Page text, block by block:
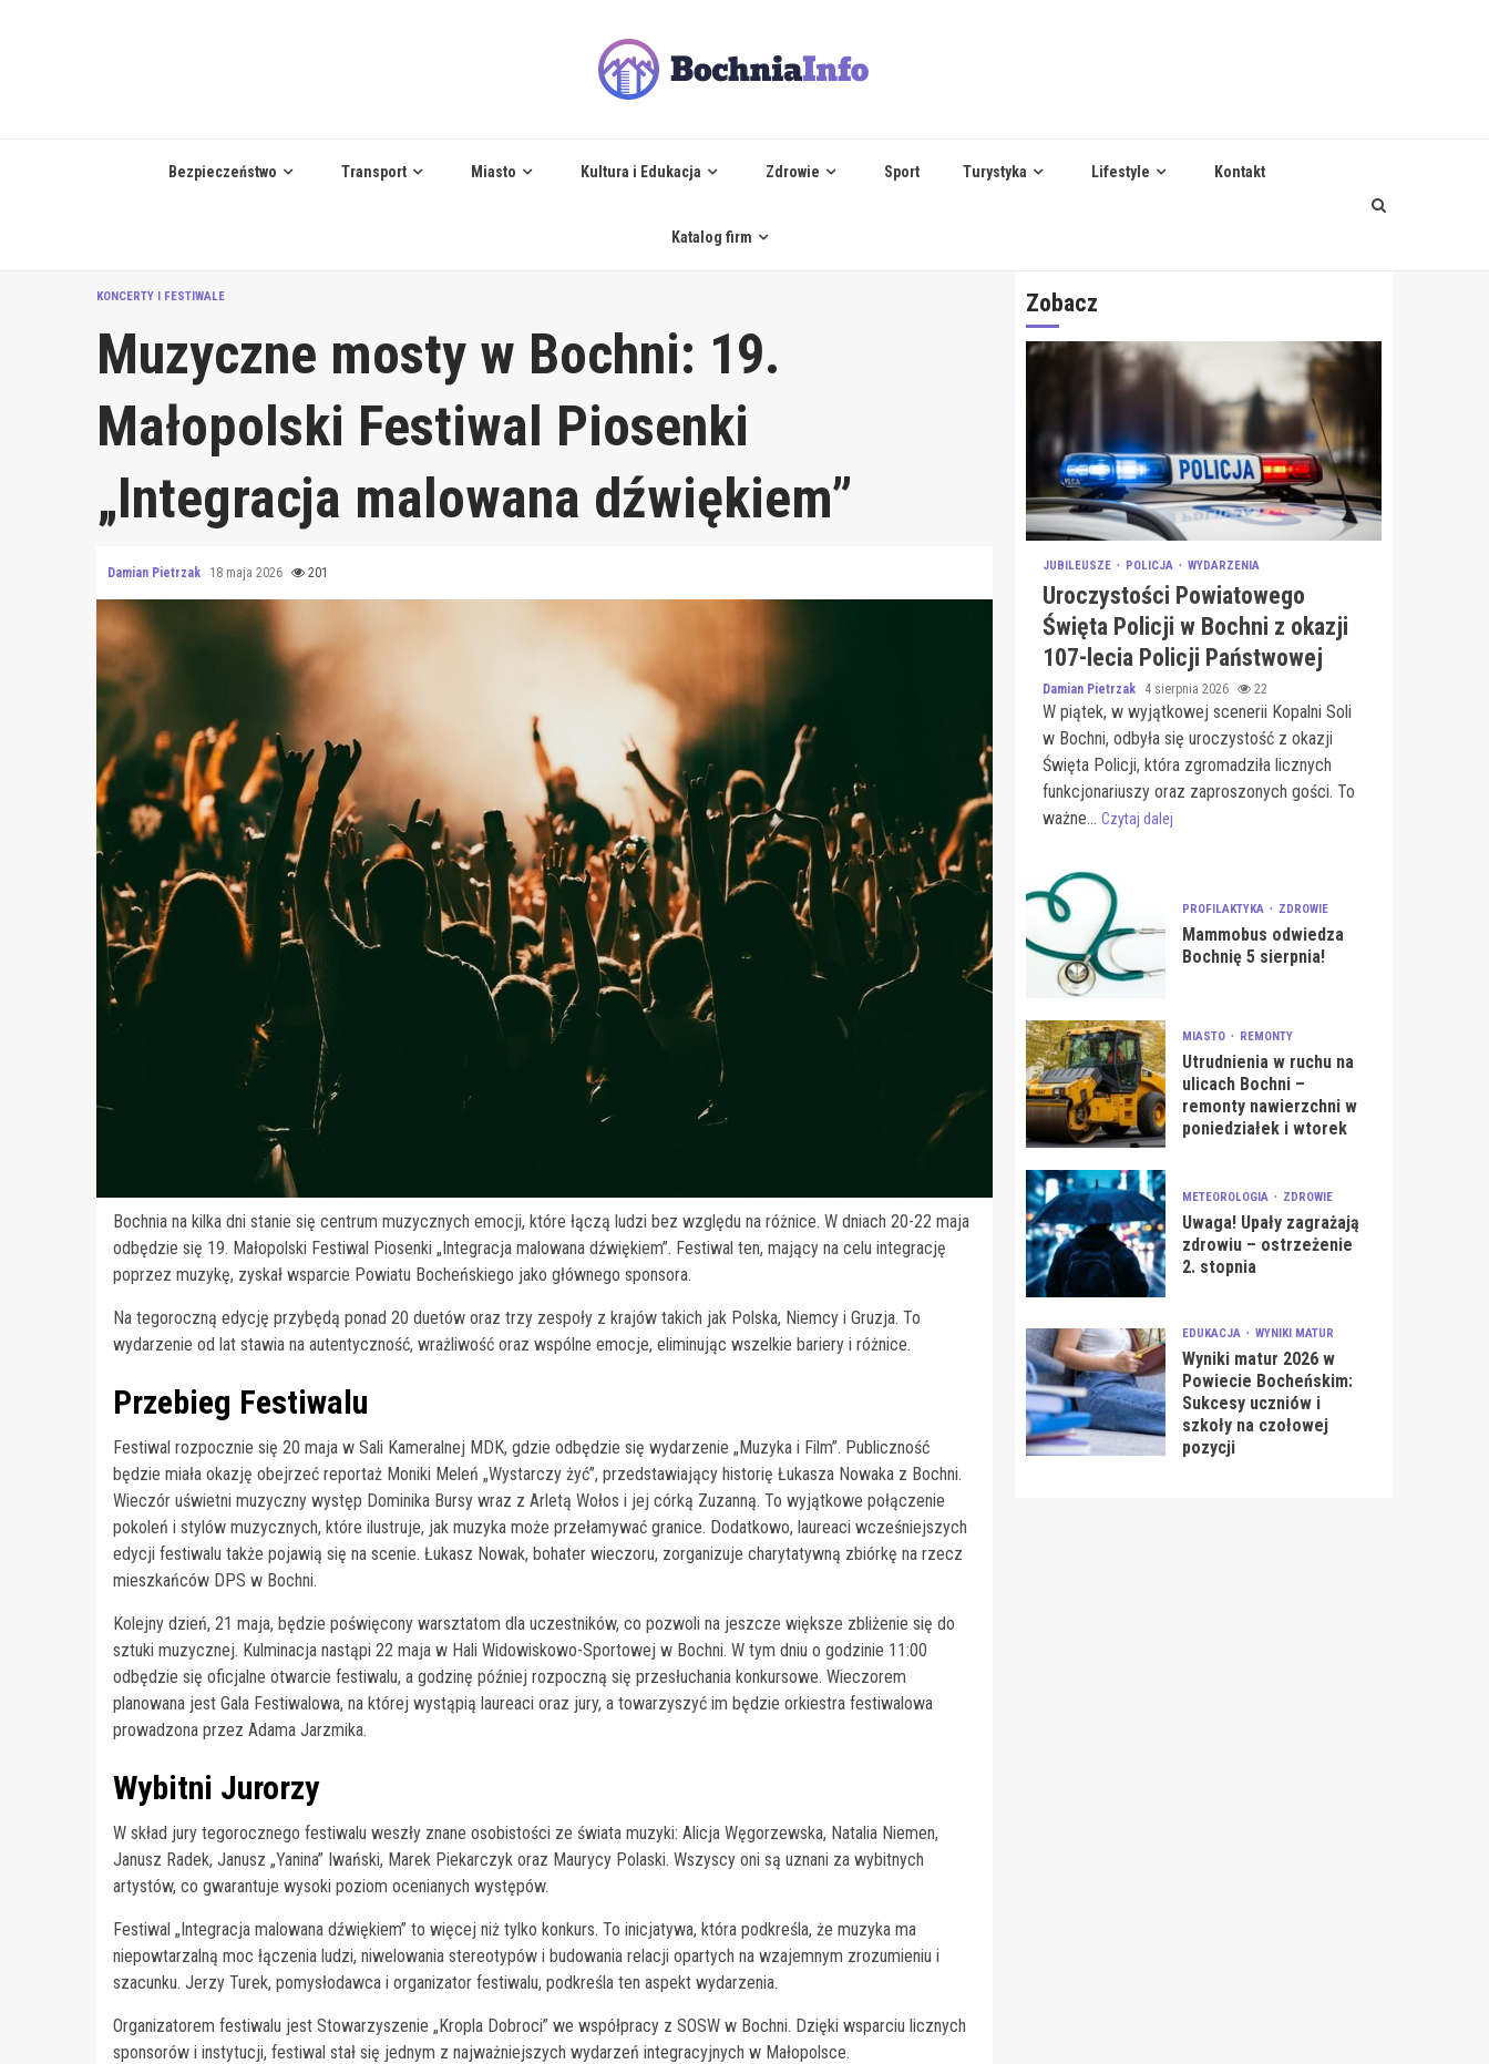
Bezpieczeństwo Transport Miasto Kultura i Edukacja Zdrowie Sport Turystyka Lifestyle Kontakt
Katalog firm
KONCERTY I FESTIWALE
Muzyczne mosty w Bochni: 19.
Małopolski Festiwal Piosenki
„Integracja malowana dźwiękiem”
Damian Pietrzak 18 maja 2026 201
Bochnia na kilka dni stanie się centrum muzycznych emocji, które łączą ludzi bez względu na różnice. W dniach 20-22 maja
odbędzie się 19. Małopolski Festiwal Piosenki „Integracja malowana dźwiękiem”. Festiwal ten, mający na celu integrację
poprzez muzykę, zyskał wsparcie Powiatu Bocheńskiego jako głównego sponsora.
Na tegoroczną edycję przybędą ponad 20 duetów oraz trzy zespoły z krajów takich jak Polska, Niemcy i Gruzja. To
wydarzenie od lat stawia na autentyczność, wrażliwość oraz wspólne emocje, eliminując wszelkie bariery i różnice.
Przebieg Festiwalu
Festiwal rozpocznie się 20 maja w Sali Kameralnej MDK, gdzie odbędzie się wydarzenie „Muzyka i Film”. Publiczność
będzie miała okazję obejrzeć reportaż Moniki Meleń „Wystarczy żyć”, przedstawiający historię Łukasza Nowaka z Bochni.
Wieczór uświetni muzyczny występ Dominika Bursy wraz z Arletą Wołos i jej córką Zuzanną. To wyjątkowe połączenie
pokoleń i stylów muzycznych, które ilustruje, jak muzyka może przełamywać granice. Dodatkowo, laureaci wcześniejszych
edycji festiwalu także pojawią się na scenie. Łukasz Nowak, bohater wieczoru, zorganizuje charytatywną zbiórkę na rzecz
mieszkańców DPS w Bochni.
Kolejny dzień, 21 maja, będzie poświęcony warsztatom dla uczestników, co pozwoli na jeszcze większe zbliżenie się do
sztuki muzycznej. Kulminacja nastąpi 22 maja w Hali Widowiskowo-Sportowej w Bochni. W tym dniu o godzinie 11:00
odbędzie się oficjalne otwarcie festiwalu, a godzinę później rozpoczną się przesłuchania konkursowe. Wieczorem
planowana jest Gala Festiwalowa, na której wystąpią laureaci oraz jury, a towarzyszyć im będzie orkiestra festiwalowa
prowadzona przez Adama Jarzmika.
Wybitni Jurorzy
W skład jury tegorocznego festiwalu weszły znane osobistości ze świata muzyki: Alicja Węgorzewska, Natalia Niemen,
Janusz Radek, Janusz „Yanina” Iwański, Marek Piekarczyk oraz Maurycy Polaski. Wszyscy oni są uznani za wybitnych
artystów, co gwarantuje wysoki poziom ocenianych występów.
Festiwal „Integracja malowana dźwiękiem” to więcej niż tylko konkurs. To inicjatywa, która podkreśla, że muzyka ma
niepowtarzalną moc łączenia ludzi, niwelowania stereotypów i budowania relacji opartych na wzajemnym zrozumieniu i
szacunku. Jerzy Turek, pomysłodawca i organizator festiwalu, podkreśla ten aspekt wydarzenia.
Organizatorem festiwalu jest Stowarzyszenie „Kropla Dobroci” we współpracy z SOSW w Bochni. Dzięki wsparciu licznych
sponsorów i instytucji, festiwal stał się jednym z najważniejszych wydarzeń integracyjnych w Małopolsce.
Zobacz
JUBILEUSZE POLICJA WYDARZENIA
Uroczystości Powiatowego
Święta Policji w Bochni z okazji
107-lecia Policji Państwowej
Damian Pietrzak 4 sierpnia 2026 22
W piątek, w wyjątkowej scenerii Kopalni Soli
w Bochni, odbyła się uroczystość z okazji
Święta Policji, która zgromadziła licznych
funkcjonariuszy oraz zaproszonych gości. To
ważne... Czytaj dalej
PROFILAKTYKA ZDROWIE
Mammobus odwiedza
Bochnię 5 sierpnia!
MIASTO REMONTY
Utrudnienia w ruchu na
ulicach Bochni –
remonty nawierzchni w
poniedziałek i wtorek
METEOROLOGIA ZDROWIE
Uwaga! Upały zagrażają
zdrowiu – ostrzeżenie
2. stopnia
EDUKACJA WYNIKI MATUR
Wyniki matur 2026 w
Powiecie Bocheńskim:
Sukcesy uczniów i
szkoły na czołowej
pozycji